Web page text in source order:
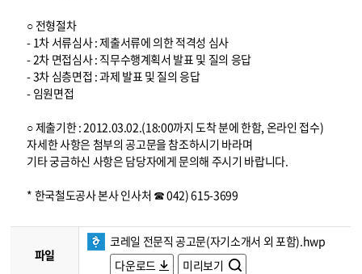
○ 전형절차
- 1차 서류심사 : 제출서류에 의한 적격성 심사
- 2차 면접심사 : 직무수행계획서 발표 및 질의 응답
- 3차 심층면접 : 과제 발표 및 질의 응답
- 임원면접
○ 제출기한 : 2012.03.02.(18:00까지 도착 분에 한함, 온라인 접수)
자세한 사항은 첨부의 공고문을 참조하시기 바라며
기타 궁금하신 사항은 담당자에게 문의해 주시기 바랍니다.
* 한국철도공사 본사 인사처 ☎ 042) 615-3699
파일
코레일 전문직 공고문(자기소개서 외 포함).hwp
다운로드
미리보기